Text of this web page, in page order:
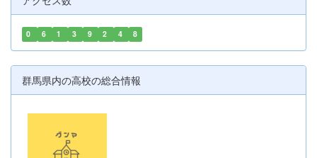
0 6 1 3 9 2 4 8
群馬県内の高校の総合情報